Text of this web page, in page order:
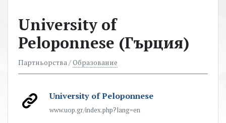
University of
Peloponnese (Гърция)
Партньорства /Образование
University of Peloponnese
www.uop.gr/index.php?lang=en